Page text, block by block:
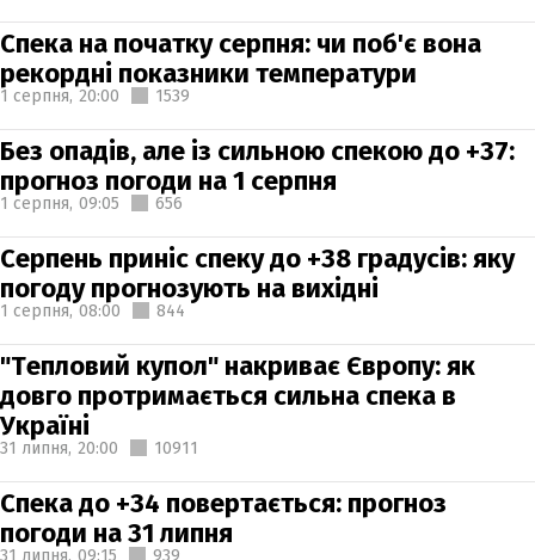
Спека на початку серпня: чи поб'є вона
рекордні показники температури
1 серпня, 20:00 1539
Без опадів, але із сильною спекою до +37:
прогноз погоди на 1 серпня
1 серпня, 09:05 656
Серпень приніс спеку до +38 градусів: яку
погоду прогнозують на вихідні
1 серпня, 08:00 844
"Тепловий купол" накриває Європу: як
довго протримається сильна спека в
Україні
31 липня, 20:00 10911
Спека до +34 повертається: прогноз
погоди на 31 липня
31 липня, 09:15 939